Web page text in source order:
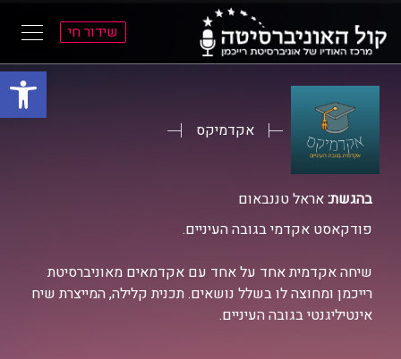
פתח
שידור חי
אקדמיקס
בהגשת:אראל טננבאום
פודקאסט אקדמי בגובה העיניים.
שיחה אקדמית אחד על אחד עם אקדמאים מאוניברסיטת
רייכמן ומחוצה לו בשלל נושאים. תכנית קלילה, המייצרת שיח
אינטיליגנטי בגובה העיניים.